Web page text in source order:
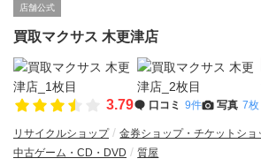
店舗公式
買取マクサス 木更津店
3.79 口コミ 9件 写真 7枚
リサイクルショップ 金券ショップ・チケットショ
中古ゲーム・CD・DVD
質屋